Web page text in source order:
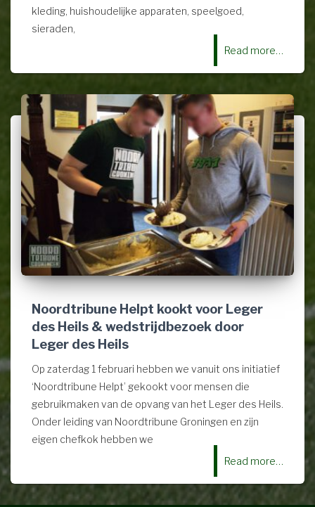
kleding, huishoudelijke apparaten, speelgoed,
sieraden,
Read more…
Noordtribune Helpt kookt voor Leger
des Heils & wedstrijdbezoek door
Leger des Heils
Op zaterdag 1 februari hebben we vanuit ons initiatief
‘Noordtribune Helpt’ gekookt voor mensen die
gebruikmaken van de opvang van het Leger des Heils.
Onder leiding van Noordtribune Groningen en zijn
eigen chefkok hebben we
Read more…